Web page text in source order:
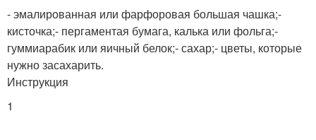
- эмалированная или фарфоровая большая чашка;-
кисточка;- пергаментая бумага, калька или фольга;-
гуммиарабик или яичный белок;- сахар;- цветы, которые
нужно засахарить.
Инструкция
1